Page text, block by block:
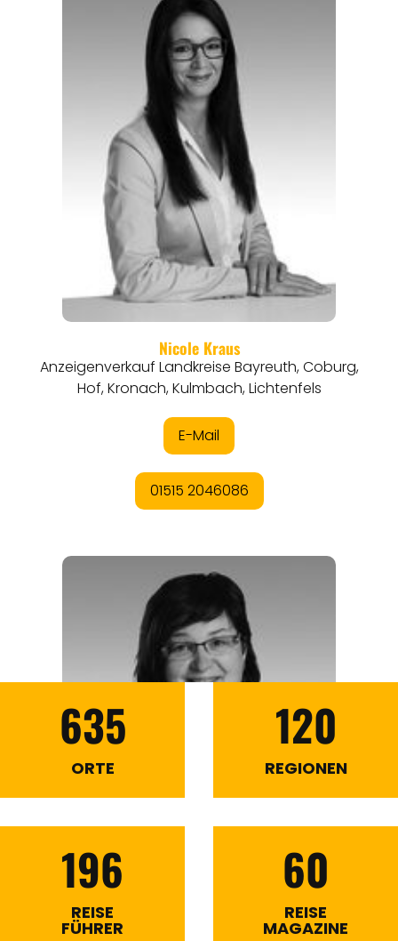
635
ORTE
120
REGIONEN
196
REISE
FÜHRER
60
REISE
MAGAZINE